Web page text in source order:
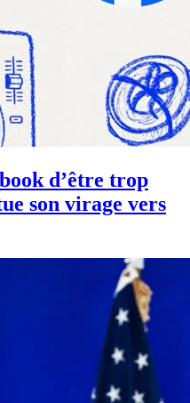
d’être trop
son virage vers